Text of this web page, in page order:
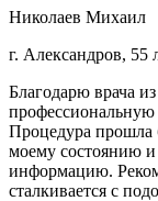
Николаев Михаил
г. Александров, 55
Благодарю врача
Процедура прошла
моему состоянию
информацию.
сталкивается с